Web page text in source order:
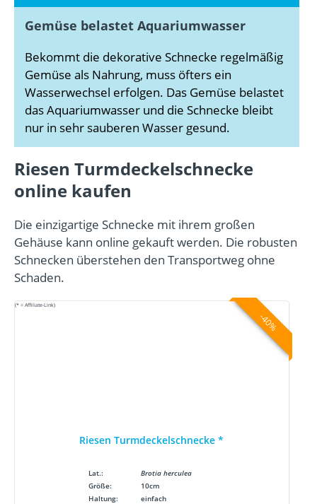
Gemüse belastet Aquariumwasser
Bekommt die dekorative Schnecke regelmäßig
Gemüse als Nahrung, muss öfters ein
Wasserwechsel erfolgen. Das Gemüse belastet
das Aquariumwasser und die Schnecke bleibt
nur in sehr sauberen Wasser gesund.
Riesen Turmdeckelschnecke
online kaufen
Die einzigartige Schnecke mit ihrem großen
Gehäuse kann online gekauft werden. Die robusten
Schnecken überstehen den Transportweg ohne
Schaden.
(* = Affiliate-Link)
-40%
Riesen Turmdeckelschnecke*
Lat.:
Brotia herculea
Größe:
10cm
Haltung:
einfach